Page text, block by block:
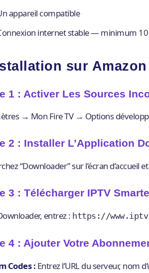
appareil compatible
internet stable — minimum 10
sur
1 : Activer Les Sources
→ Mon Fire TV → Options
2 : Installer L’Application
“Downloader” sur l’écran d’accueil
3 : Télécharger IPTV
entrez : https://
4 : Ajouter Votre
Codes : Entrez l’URL du serveur, nom